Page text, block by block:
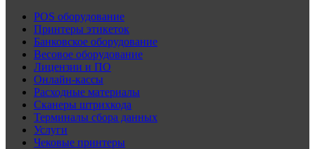
POS оборудование
Принтеры этикеток
Банковское оборудование
Весовое оборудование
Лицензии и ПО
Онлайн-кассы
Расходные материалы
Сканеры штрихкода
Терминалы сбора данных
Услуги
Чековые принтеры